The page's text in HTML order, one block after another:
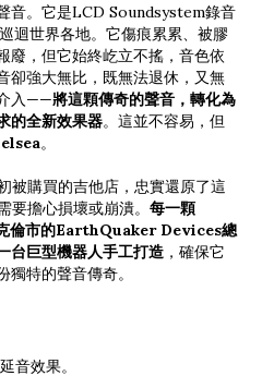
音。它是LCD Soundsystem錄音
迴世界各地。它傷痕累累、被膠
廢，但它始終屹立不搖，音色依
卻強大無比，既無法退休，又無
入——將這顆傳奇的聲音，轉化為
的全新效果器。這並不容易，但
。
被購買的吉他店，忠實還原了這
擔心損壞或崩潰。 每一顆
倫市的EarthQuaker Devices總
台巨型機器人手工打造 ，確保它
特的聲音傳奇。
音效果。